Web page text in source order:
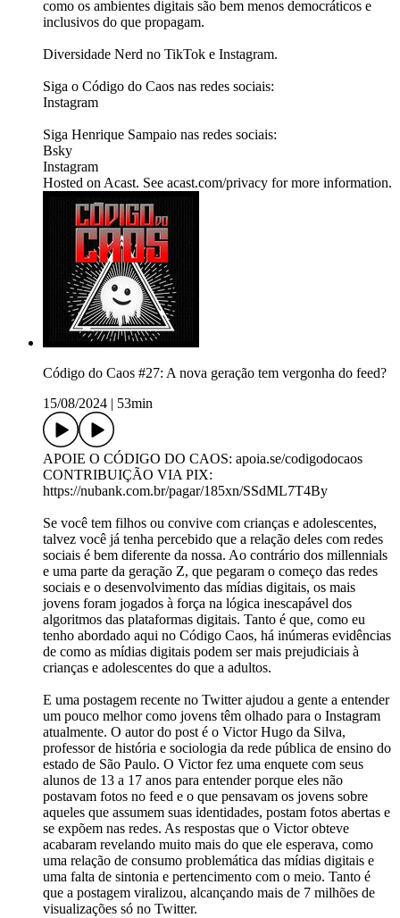
como os ambientes digitais são bem menos democráticos e
inclusivos do que propagam.
Diversidade Nerd no TikTok e Instagram.
Siga o Código do Caos nas redes sociais:
Instagram
Siga Henrique Sampaio nas redes sociais:
Bsky
Instagram
Hosted on Acast. See acast.com/privacy for more information.
Código do Caos #27: A nova geração tem vergonha do feed?
15/08/2024
53min
APOIE O CÓDIGO DO CAOS: apoia.se/codigodocaos
CONTRIBUIÇÃO VIA PIX:
https://nubank.com.br/pagar/185xn/SSdML7T4By
Se você tem filhos ou convive com crianças e adolescentes,
talvez você já tenha percebido que a relação deles com redes
sociais é bem diferente da nossa. Ao contrário dos millennials
e uma parte da geração Z, que pegaram o começo das redes
sociais e o desenvolvimento das mídias digitais, os mais
jovens foram jogados à força na lógica inescapável dos
algoritmos das plataformas digitais. Tanto é que, como eu
tenho abordado aqui no Código Caos, há inúmeras evidências
de como as mídias digitais podem ser mais prejudiciais à
crianças e adolescentes do que a adultos.
E uma postagem recente no Twitter ajudou a gente a entender
um pouco melhor como jovens têm olhado para o Instagram
atualmente. O autor do post é o Victor Hugo da Silva,
professor de história e sociologia da rede pública de ensino do
estado de São Paulo. O Victor fez uma enquete com seus
alunos de 13 a 17 anos para entender porque eles não
postavam fotos no feed e o que pensavam os jovens sobre
aqueles que assumem suas identidades, postam fotos abertas e
se expõem nas redes. As respostas que o Victor obteve
acabaram revelando muito mais do que ele esperava, como
uma relação de consumo problemática das mídias digitais e
uma falta de sintonia e pertencimento com o meio. Tanto é
que a postagem viralizou, alcançando mais de 7 milhões de
visualizações só no Twitter.